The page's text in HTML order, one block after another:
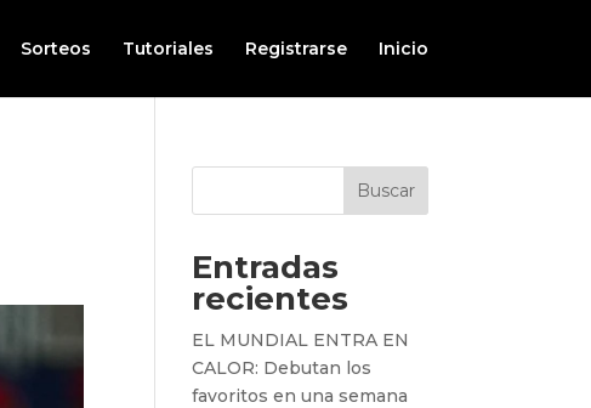
Sorteos Tutoriales Registrarse Inicio
Buscar
Entradas
recientes
EL MUNDIAL ENTRA EN
CALOR: Debutan los
favoritos en una semana